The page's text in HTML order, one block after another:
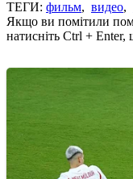
ТЕГИ: фильм, видео,
Якщо ви помітили
натисніть Ctrl +